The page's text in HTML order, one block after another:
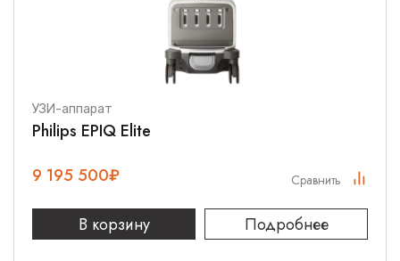
УЗИ-аппарат
Philips EPIQ Elite
9 195 500₽
В корзину Подробнее
Сравнить